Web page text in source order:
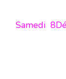
Samedi